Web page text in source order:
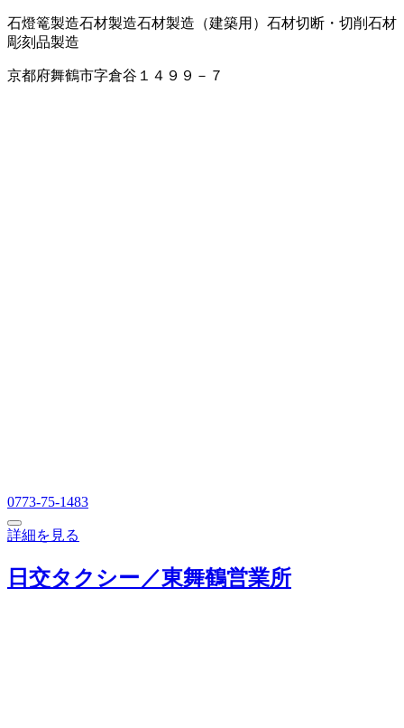
石燈篭製造石材製造石材製造（建築用） 石材切断・切削 石材
彫刻品製造
京都府舞鶴市字倉谷１４９９－７
0773-75-1483
詳細を見る
日交タクシー／東舞鶴営業所